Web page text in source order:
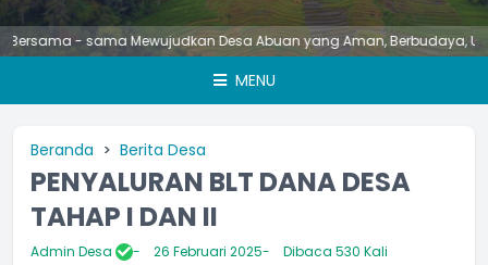
- sama Mewujudkan Desa Abuan yang Aman, Berbudaya, Unggul, Asri
MENU
Beranda Berita Desa
PENYALURAN BLT DANA DESA
TAHAP I DAN II
Admin Desa 26 Februari 2025 Dibaca 530 Kali